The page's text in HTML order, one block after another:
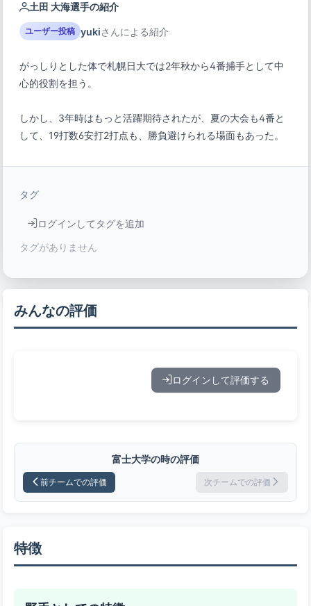
土田 大海選手の紹介
ユーザー投稿 yukiさんによる紹介
がっしりとした体で札幌日大では2年秋から4番捕手として中
しかし、3年時はもっと活躍期待されたが、夏の大会も4番と
して、19打数6安打2打点も、勝負避けられる場面もあった。
タグ
ログインしてタグを追加
タグがありません
みんなの評価
ログインして評価する
富士大学の時の評価
前チームでの評価 次チームでの評価
特徴